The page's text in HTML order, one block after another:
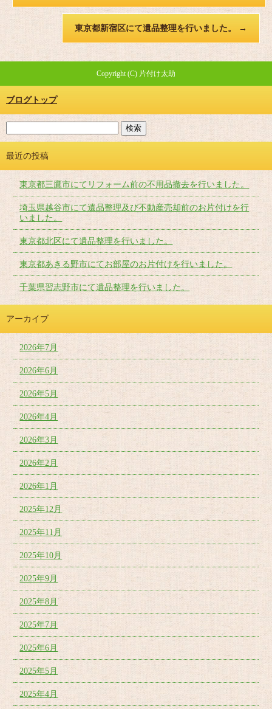
東京都新宿区にて遺品整理を行いました。 →
Copyright (C) 片付け太助
ブログトップ
最近の投稿
東京都三鷹市にてリフォーム前の不用品撤去を行いました。
埼玉県越谷市にて遺品整理及び不動産売却前のお片付けを行
いました。
東京都北区にて遺品整理を行いました。
東京都あきる野市にてお部屋のお片付けを行いました。
千葉県習志野市にて遺品整理を行いました。
アーカイブ
2026年7月
2026年6月
2026年5月
2026年4月
2026年3月
2026年2月
2026年1月
2025年12月
2025年11月
2025年10月
2025年9月
2025年8月
2025年7月
2025年6月
2025年5月
2025年4月